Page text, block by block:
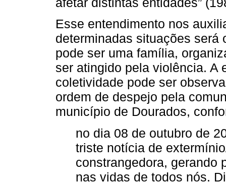
Esse entendimento nos
determinadas situações será
pode ser uma família,
ser atingido pela violência. A
coletividade pode ser
ordem de despejo pela
município de Dourados,
no dia 08 de outubro de
triste notícia de
constrangedora, gerando
nas vidas de todos nós.